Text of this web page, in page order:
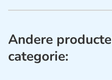
Andere
categorie: